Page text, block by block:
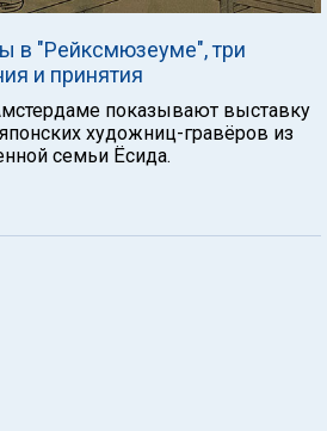
в "Рейксмюзеуме", три
и принятия
показывают выставку
художниц-гравёров из
семьи Ёсида.